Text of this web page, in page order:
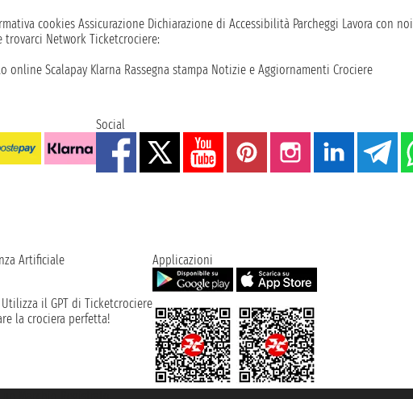
cookies Assicurazione Dichiarazione di Accessibilità Parcheggi Lavora con noi
trovarci Network Ticketcrociere:
online Scalapay Klarna Rassegna stampa Notizie e Aggiornamenti Crociere
Social
Artificiale
Utilizza il GPT di Ticketcrociere
la crociera perfetta!
Applicazioni